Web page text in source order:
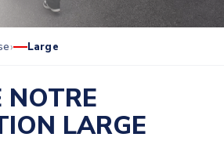
Large
LARGE